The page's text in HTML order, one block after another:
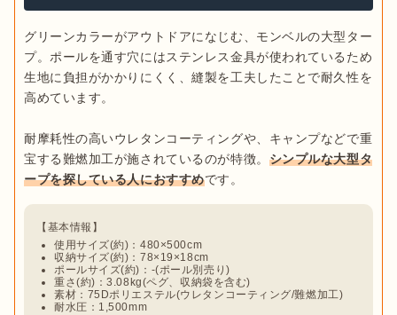
グリーンカラーがアウトドアになじむ、モンベルの大型ター
プ。ポールを通す穴にはステンレス金具が使われているため
生地に負担がかかりにくく、縫製を工夫したことで耐久性を
高めています。
耐摩耗性の高いウレタンコーティングや、キャンプなどで重
宝する難燃加工が施されているのが特徴。 シンプルな大型タ
ープを探している人におすすめ
使用サイズ(約)：480×500cm
収納サイズ(約)：78×19×18cm
ポールサイズ(約)：-(ポール別売り)
重さ(約)：3.08kg(ペグ、収納袋を含む)
素材：75Dポリエステル(ウレタンコーティング/難燃加工)
耐水圧：1,500mm